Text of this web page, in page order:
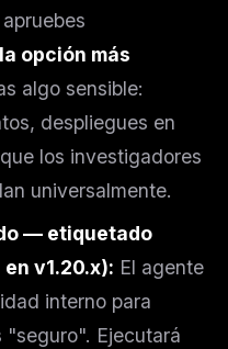
opción más
algo sensible:
despliegues en
los investigadores
universalmente.
— etiquetado
v1.20.x): El agente
interno para
"seguro". Ejecutará